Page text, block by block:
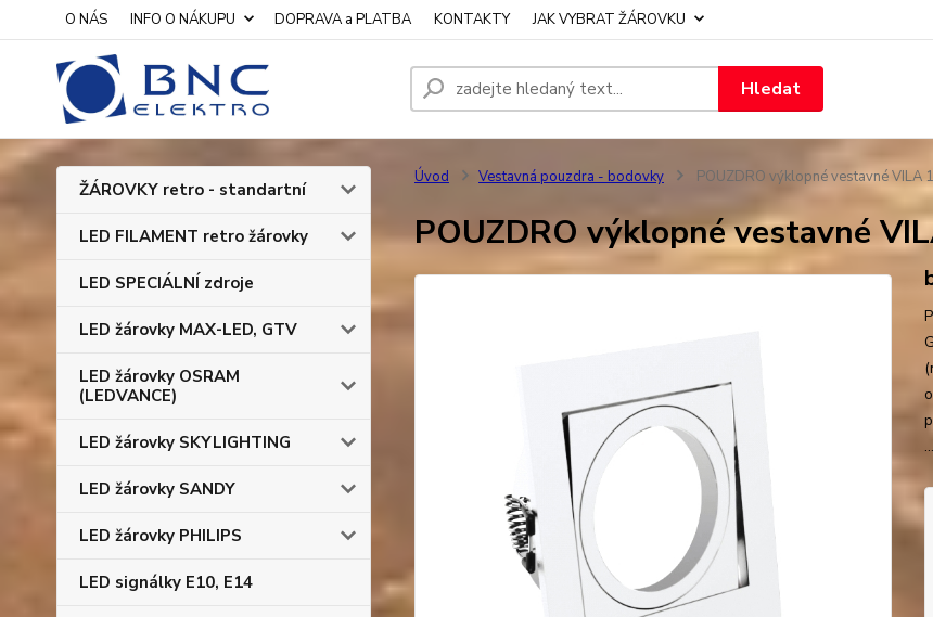
O NÁS INFO O NÁKUPU DOPRAVA a PLATBA KONTAKTY JAK VYBRAT ŽÁROVKU
Hledat
ŽÁROVKY retro - standartní
LED FILAMENT retro žárovky
LED SPECIÁLNÍ zdroje
LED žárovky MAX-LED, GTV
LED žárovky OSRAM
(LEDVANCE)
LED žárovky SKYLIGHTING
LED žárovky SANDY
LED žárovky PHILIPS
LED signálky E10, E14
Úvod Vestavná pouzdra - bodovky POUZDRO výklopné vestavné VILA
POUZDRO výklopné vestavné
...